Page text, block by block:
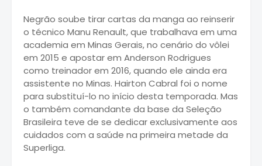
Negrão soube tirar cartas da manga ao reinserir
o técnico Manu Renault, que trabalhava em uma
academia em Minas Gerais, no cenário do vôlei
em 2015 e apostar em Anderson Rodrigues
como treinador em 2016, quando ele ainda era
assistente no Minas. Hairton Cabral foi o nome
para substituí-lo no início desta temporada. Mas
o também comandante da base da Seleção
Brasileira teve de se dedicar exclusivamente aos
cuidados com a saúde na primeira metade da
Superliga.